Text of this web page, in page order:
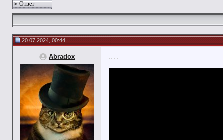
Ответ
20.07.2024, 00:44
Abradox